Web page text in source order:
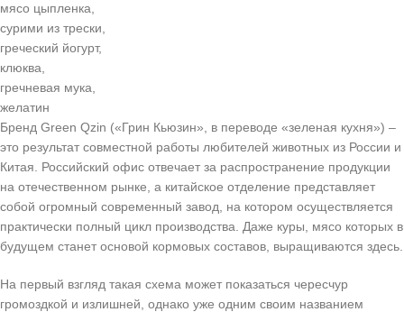
мясо цыпленка,
сурими из трески,
греческий йогурт,
клюква,
гречневая мука,
желатин
Бренд Green Qzin («Грин Кьюзин», в переводе «зеленая кухня») –
это результат совместной работы любителей животных из России и
Китая. Российский офис отвечает за распространение продукции
на отечественном рынке, а китайское отделение представляет
собой огромный современный завод, на котором осуществляется
практически полный цикл производства. Даже куры, мясо которых в
будущем станет основой кормовых составов, выращиваются здесь.
На первый взгляд такая схема может показаться чересчур
громоздкой и излишней, однако уже одним своим названием